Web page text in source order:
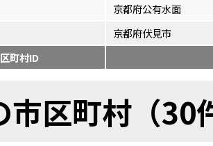
京都府公有水面
京都府伏見市
町村ID
市区町村（30